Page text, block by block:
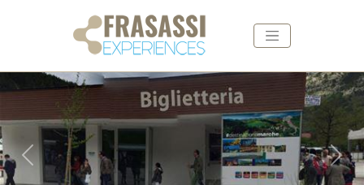
Indietro